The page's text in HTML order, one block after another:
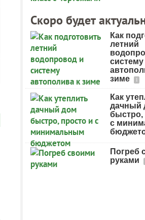
Скоро будет
Как
летний
систему
зиме
1
Как
дачный
быстро,
с
Погреб
руками